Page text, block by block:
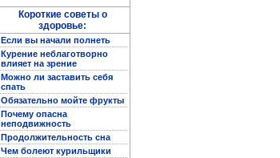
Полная энциклопедия
женских рукоделий
Короткие советы о
здоровье:
Если вы начали полнеть
Курение неблаготворно
влияет на зрение
Можно ли заставить себя
спать
Обязательно мойте фрукты
Почему опасна
неподвижность
Продолжительность сна
Чем болеют курильщики